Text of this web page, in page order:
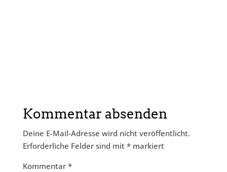
Kommentar absenden
Deine E-Mail-Adresse wird nicht veröffentlicht.
Erforderliche Felder sind mit *markiert
Kommentar *